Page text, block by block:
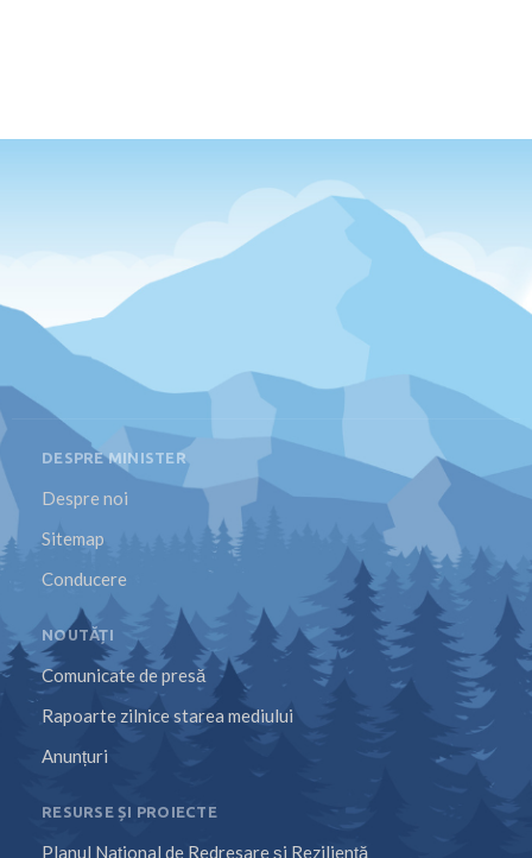
DESPRE MINISTER
Despre noi
Sitemap
Conducere
NOUTĂȚI
Comunicate de presă
Rapoarte zilnice starea mediului
Anunțuri
RESURSE ȘI PROIECTE
Planul Național de Redresare și Reziliență